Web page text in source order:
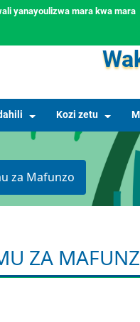
yanayoulizwa mara kwa mara
Kozi zetu
za Mafunzo
ZA